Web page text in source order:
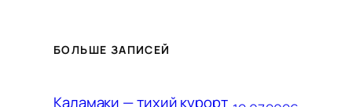
БОЛЬШЕ ЗАПИСЕЙ
Каламаки — тихий курорт